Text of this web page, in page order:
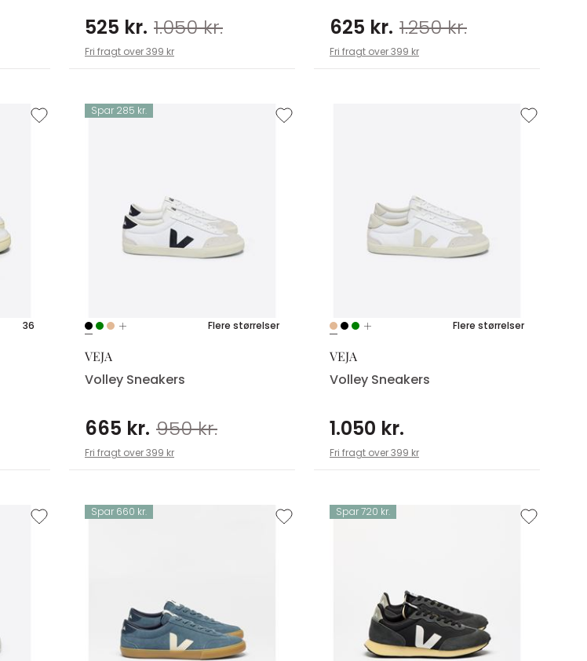
525 kr. 1.050 kr.
Fri fragt over 399 kr
625 kr. 1.250 kr.
Fri fragt over 399 kr
36
Spar 285 kr.
Flere størrelser
VEJA
Volley Sneakers
665 kr. 950 kr.
Fri fragt over 399 kr
Flere størrelser
VEJA
Volley Sneakers
1.050 kr.
Fri fragt over 399 kr
Spar 660 kr. Spar 720 kr.